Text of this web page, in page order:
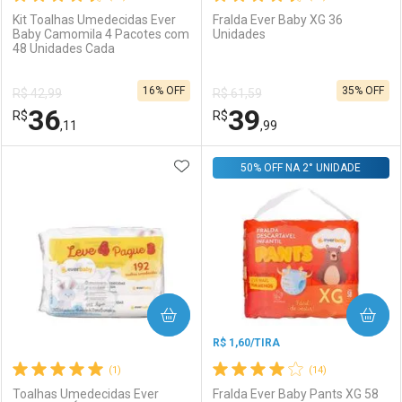
Comprar sem Desconto
Por R$ 10,07/cada
Comprar sem Desconto
Por R$ 10,07/cada
Comprar sem Desconto
Por R$ 15,99/cada
Comprar sem Desconto
Por R$ 15,99/cada
Kit Toalhas Umedecidas Ever
Baby Camomila 4 Pacotes com
48 Unidades Cada
R$ 42,99
R$36,11
16% OFF
FECHAR
Laboratório
FECHAR
Por Menos
Fralda Ever Baby XG 36
Unidades
R$ 61,59
R$39,99
35% OFF
Laboratório
Por Menos
(1)
Toalhas Umedecidas Ever
ADICIONAR AOS FAVORITOS
COMPRAR
(14)
R$ 1,60/TIRA
Fralda Ever Baby Pants XG 58
50% OFF NA 2° UNIDADE
COMPRAR